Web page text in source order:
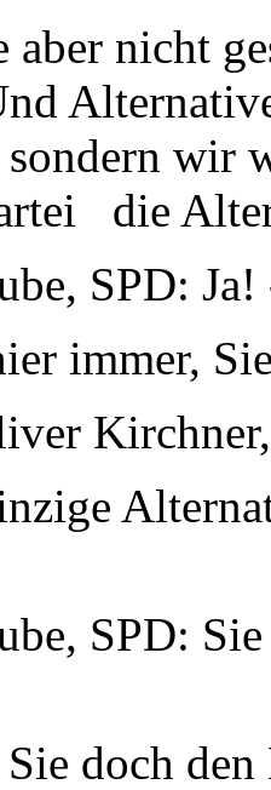
aber nicht
sondern wir
die
SPD:
immer,
SPD:
doch